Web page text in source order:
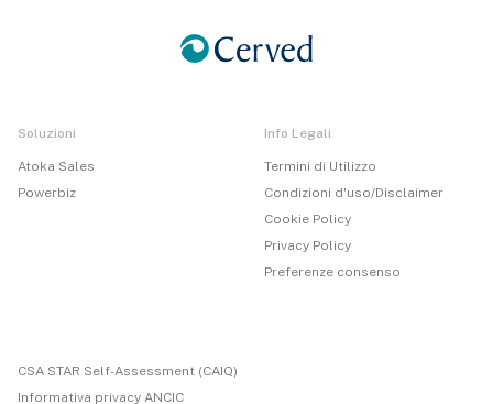
Soluzioni
Atoka Sales
Powerbiz
Info Legali
Termini di Utilizzo
Condizioni d'uso/Disclaimer
Cookie Policy
Privacy Policy
Preferenze consenso
CSA STAR Self-Assessment (CAIQ)
Informativa privacy ANCIC